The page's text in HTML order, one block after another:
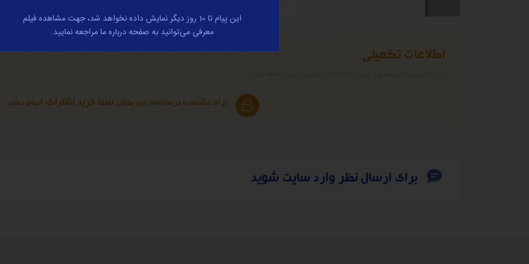
اطلاعات تکمیلی
برای مشاهده درسنامه‌ی این بخش، لطفا خرید اشتراک انجام دهید.
برای ارسال نظر وارد سایت شوید
این پیام تا 10 روز دیگر نمایش داده نخواهد شد، جهت مشاهده فیلم
معرفی می‌توانید به صفحه درباره ما مراجعه نمایید.